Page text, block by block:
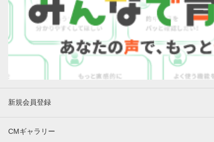
新規会員登録
CMギャラリー